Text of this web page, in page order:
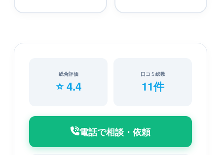
総合評価
⭐ 4.4
口コミ総数
11件
電話で相談・依頼